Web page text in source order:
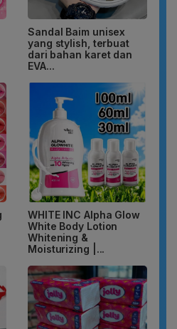
Sandal Baim unisex
yang stylish, terbuat
dari bahan karet dan
EVA...
WHITE INC Alpha Glow
White Body Lotion
Whitening &
Moisturizing |...